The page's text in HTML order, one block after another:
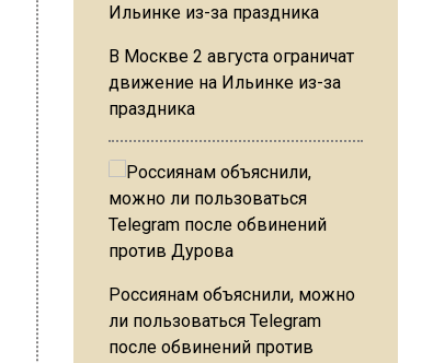
В Москве 2 августа ограничат
движение на Ильинке из-за
праздника
Россиянам объяснили, можно
ли пользоваться Telegram
после обвинений против